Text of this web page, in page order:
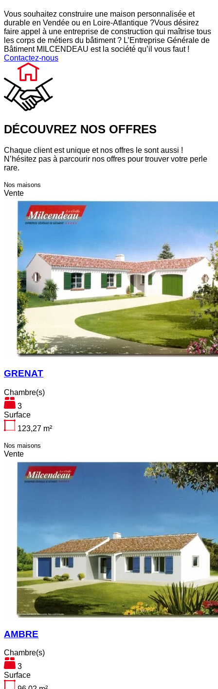
Vous souhaitez construire une maison personnalisée et
durable en Vendée ou en Loire-Atlantique ?Vous désirez
faire appel à une entreprise de construction qui maîtrise tous
les corps de métiers du bâtiment ? L’Entreprise Générale de
Bâtiment MILCENDEAU est la société qu’il vous faut !
Contactez-nous
DÉCOUVREZ NOS OFFRES
Chaque client est unique et nos offres le sont aussi !
N’hésitez pas à parcourir nos offres pour trouver votre perle
rare.
Nos maisons
Vente
GRENAT
Chambre(s)
3
Surface
123,27 m²
Nos maisons
Vente
AMBRE
Chambre(s)
3
Surface